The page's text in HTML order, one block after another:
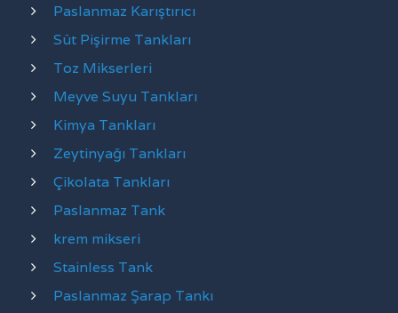
Paslanmaz Karıştırıcı
Süt Pişirme Tankları
Toz Mikserleri
Meyve Suyu Tankları
Kimya Tankları
Zeytinyağı Tankları
Çikolata Tankları
Paslanmaz Tank
krem mikseri
Stainless Tank
Paslanmaz Şarap Tankı